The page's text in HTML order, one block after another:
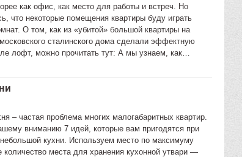
как офис, как место для работы и встреч. Но
что некоторые помещения квартиры буду играть
О том, как из «убитой» большой квартиры на
сталинского дома сделали эффектную
лофт, можно прочитать тут: А мы узнаем, как…
– частая проблема многих малогабаритных квартир.
вниманию 7 идей, которые вам пригодятся при
кухни. Используем место по максимуму
количество места для хранения кухонной утвари —